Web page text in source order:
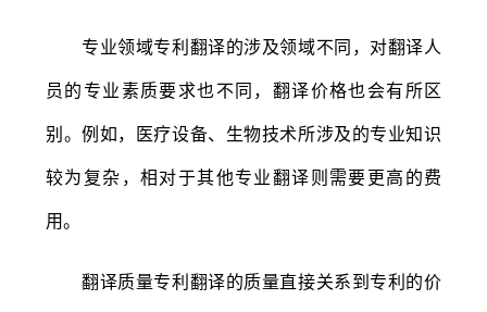
专业领域专利翻译的涉及领域不同，对翻译人
员的专业素质要求也不同，翻译价格也会有所区
别。例如，医疗设备、生物技术所涉及的专业知识
较为复杂，相对于其他专业翻译则需要更高的费
用。
翻译质量专利翻译的质量直接关系到专利的价